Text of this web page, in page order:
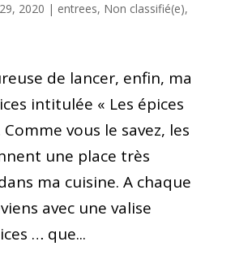
2020 | entrees, Non classifié(e),
de lancer, enfin, ma
intitulée « Les épices
vous le savez, les
une place très
ma cuisine. A chaque
avec une valise
… que...